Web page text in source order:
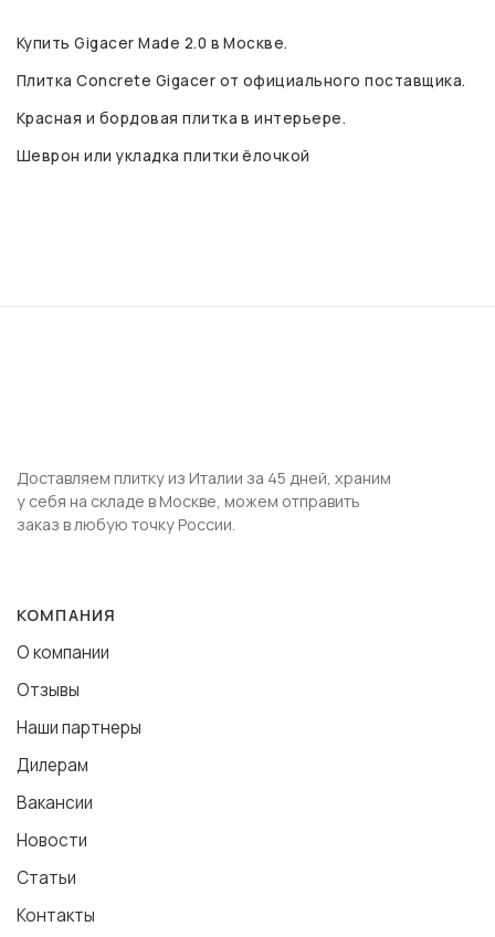
Купить Gigacer Made 2.0 в Москве.
Плитка Concrete Gigacer от официального поставщика.
Красная и бордовая плитка в интерьере.
Шеврон или укладка плитки ёлочкой
Доставляем плитку из Италии за 45 дней, храним
у себя на складе в Москве, можем отправить
заказ в любую точку России.
КОМПАНИЯ
О компании
Отзывы
Наши партнеры
Дилерам
Вакансии
Новости
Статьи
Контакты